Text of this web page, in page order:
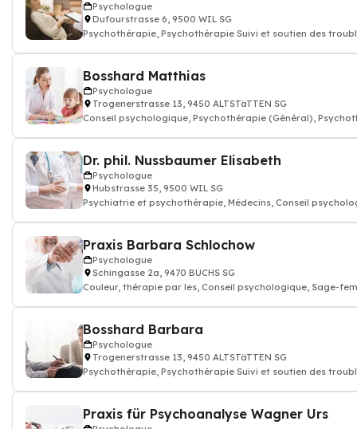
Psychologue
Dufourstrasse 6, 9500 WIL SG
Psychothérapie, Psychothérapie Suivi et soutien des
Bosshard Matthias
Psychologue
Trogenerstrasse 13, 9450 ALTSTäTTEN SG
Conseil psychologique, Psychothérapie (Général),
Dr. phil. Nussbaumer Elisabeth
Psychologue
Hubstrasse 35, 9500 WIL SG
Psychiatrie et psychothérapie, Médecins, Conseil
Praxis Barbara Schlochow
Psychologue
Schingasse 2a, 9470 BUCHS SG
Couleur, thérapie par les, Conseil psychologique, Sage-
Bosshard Barbara
Psychologue
Trogenerstrasse 13, 9450 ALTSTäTTEN SG
Psychothérapie, Psychothérapie Suivi et soutien des
Praxis für Psychoanalyse Wagner Urs